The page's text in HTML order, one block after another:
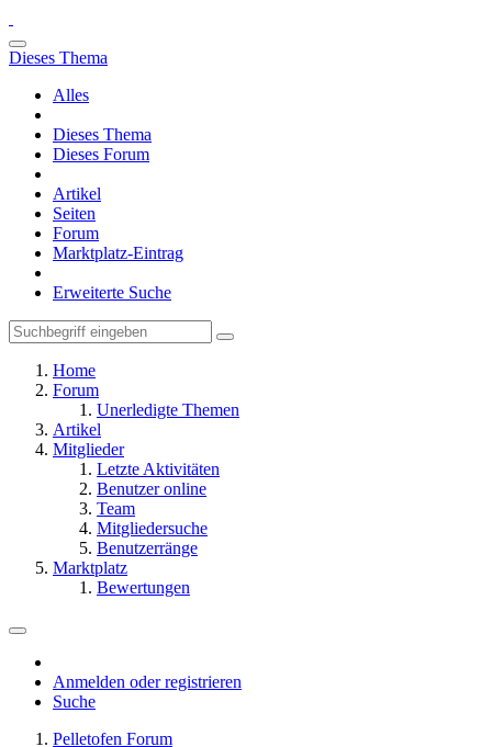
Dieses Thema
Alles
Dieses Thema
Dieses Forum
Artikel
Seiten
Forum
Marktplatz-Eintrag
Erweiterte Suche
Home
Forum
Unerledigte Themen
Artikel
Mitglieder
Letzte Aktivitäten
Benutzer online
Team
Mitgliedersuche
Benutzerränge
Marktplatz
Bewertungen
Anmelden oder registrieren
Suche
Pelletofen Forum